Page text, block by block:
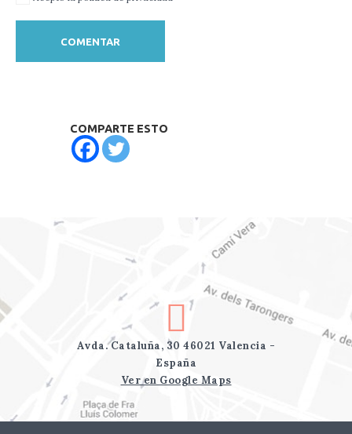
COMPARTE ESTO
Avda. Cataluña, 30 46021 Valencia -
España
Ver en Google Maps